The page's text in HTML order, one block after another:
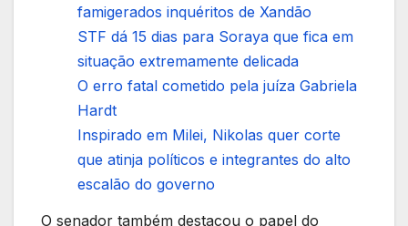
famigerados inquéritos de Xandão
STF dá 15 dias para Soraya que fica em
situação extremamente delicada
O erro fatal cometido pela juíza Gabriela
Hardt
Inspirado em Milei, Nikolas quer corte
que atinja políticos e integrantes do alto
escalão do governo
O senador também destacou o papel do